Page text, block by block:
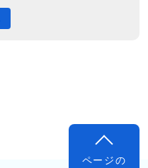
ページの